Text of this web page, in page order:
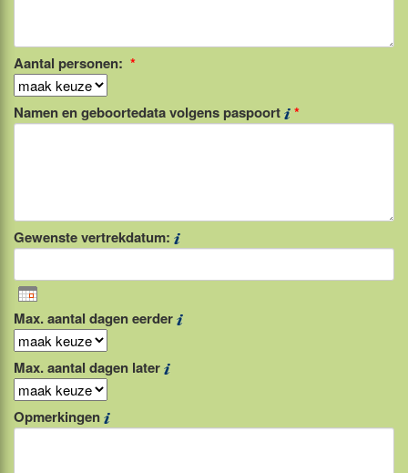
Aantal personen: *
Namen en geboortedata volgens paspoort *
Gewenste vertrekdatum:
Max. aantal dagen eerder
Max. aantal dagen later
Opmerkingen